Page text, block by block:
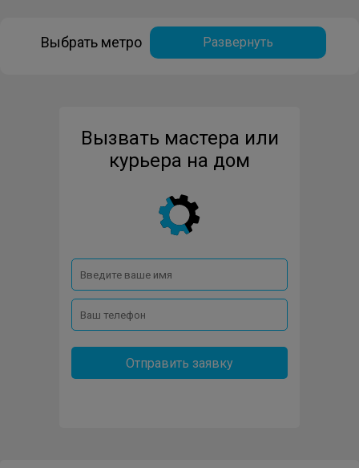
Выбрать метро Развернуть
Вызвать мастера или
курьера на дом
Отправить заявку